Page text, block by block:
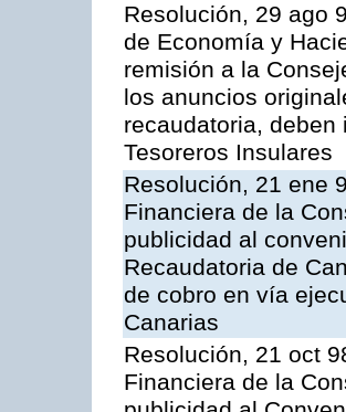
Resolución, 29 ago
de Economía y
remisión a la
los anuncios
recaudatoria,
Tesoreros Insulares
Resolución, 21 ene
Financiera de la
publicidad al
Recaudatoria de
de cobro en vía
Canarias
Resolución, 21 oct
Financiera de la